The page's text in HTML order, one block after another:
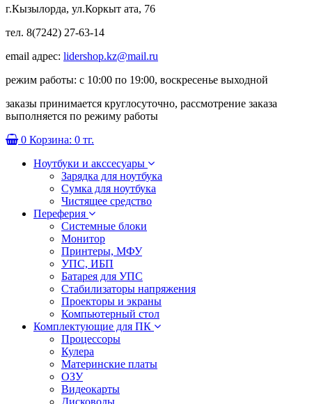
г.Кызылорда, ул.Коркыт ата, 76
тел. 8(7242) 27-63-14
email адрес: lidershop.kz@mail.ru
режим работы: с 10:00 по 19:00, воскресенье выходной
заказы принимается круглосуточно, рассмотрение заказа
выполняется по режиму работы
0 Корзина: 0 тг.
Ноутбуки и акссесуары
Зарядка для ноутбука
Сумка для ноутбука
Чистящее средство
Переферия
Системные блоки
Монитор
Принтеры, МФУ
УПС, ИБП
Батарея для УПС
Стабилизаторы напряжения
Проекторы и экраны
Компьютерный стол
Комплектующие для ПК
Процессоры
Кулера
Материнские платы
ОЗУ
Видеокарты
Дисководы